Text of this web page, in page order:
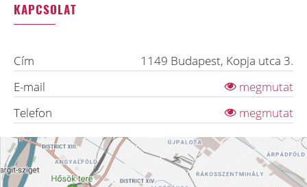
KAPCSOLAT
Cím 1149 Budapest, Kopja utca 3.
E-mail
megmutat
Telefon
megmutat